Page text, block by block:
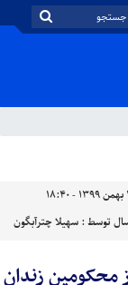
توسط : سهیلا چترآبگون